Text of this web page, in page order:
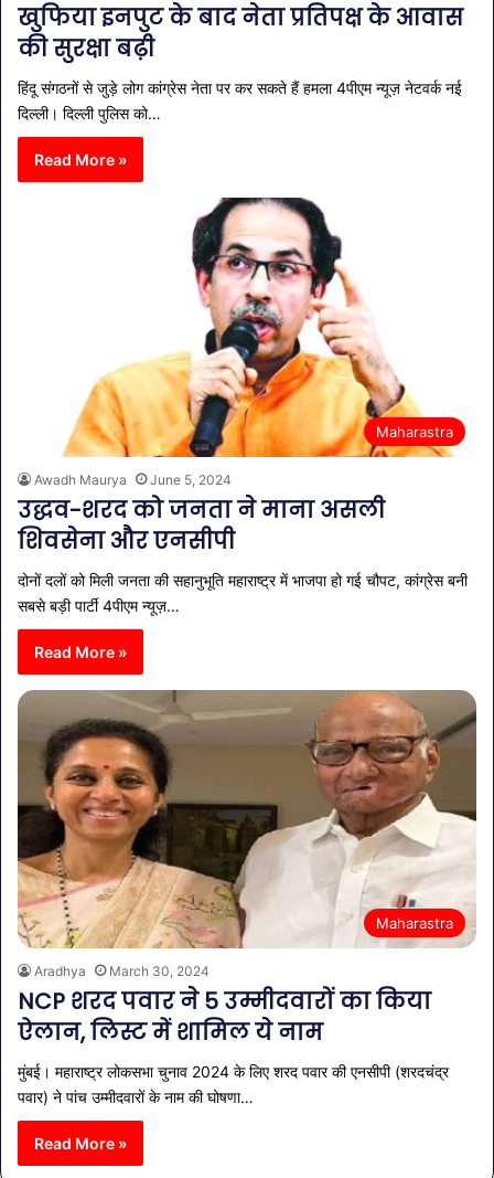
खुफिया इनपुट के बाद नेता प्रतिपक्ष के आवास
की सुरक्षा बढ़ी
हिंदू संगठनों से जुड़े लोग कांग्रेस नेता पर कर सकते हैं हमला 4पीएम न्यूज़ नेटवर्क नई
दिल्ली। दिल्ली पुलिस को…
Read More »
Maharastra
Awadh Maurya June 5, 2024
उद्धव-शरद को जनता ने माना असली
शिवसेना और एनसीपी
दोनों दलों को मिली जनता की सहानुभूति महाराष्ट्र में भाजपा हो गई चौपट, कांग्रेस बनी
सबसे बड़ी पार्टी 4पीएम न्यूज़…
Read More »
Maharastra
Aradhya March 30, 2024
NCP शरद पवार ने 5 उम्मीदवारों का किया
ऐलान, लिस्ट में शामिल ये नाम
मुंबई। महाराष्ट्र लोकसभा चुनाव 2024 के लिए शरद पवार की एनसीपी (शरदचंद्र
पवार) ने पांच उम्मीदवारों के नाम की घोषणा…
Read More »